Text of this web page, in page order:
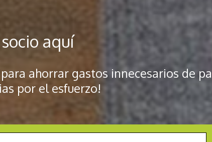
aquí
ahorrar gastos innecesarios de
por el esfuerzo!